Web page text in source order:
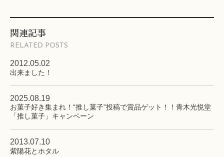
関連記事
RELATED POSTS
2012.05.02
出来ました！
2025.08.19
お菓子好き集まれ！“推し菓子”投稿で賞品ゲット！！青木光悦堂
「推し菓子」キャンペーン
2013.07.10
紫陽花とホタル